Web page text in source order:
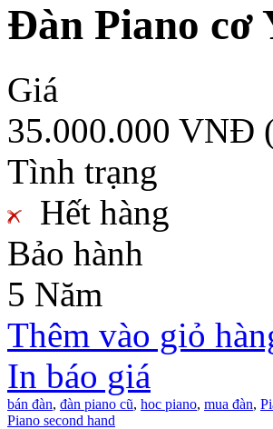
Đàn Piano cơ
Giá
35.000.000 VNĐ
Tình trạng
Hết hàng
Bảo hành
5 Năm
Thêm vào giỏ
In báo giá
bán đàn, đàn piano cũ, hoc piano, mua đàn,
Piano second hand